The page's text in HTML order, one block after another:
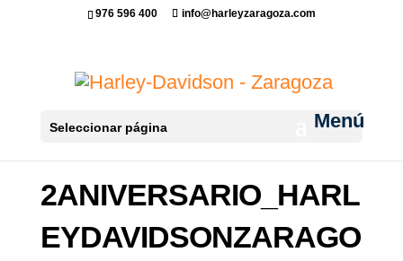
976 596 400 info@harleyzaragoza.com
Seleccionar página
2ANIVERSARIO_HARL
EYDAVIDSONZARAGO